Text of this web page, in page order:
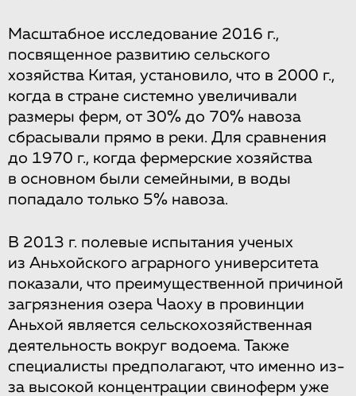
Масштабное исследование 2016 г.,
посвященное развитию сельского
хозяйства Китая, установило, что в 2000 г.,
когда в стране системно увеличивали
размеры ферм, от 30% до 70% навоза
сбрасывали прямо в реки. Для сравнения
до 1970 г., когда фермерские хозяйства
в основном были семейными, в воды
попадало только 5% навоза.
В 2013 г. полевые испытания ученых
из Аньхойского аграрного университета
показали, что преимущественной причиной
загрязнения озера Чаоху в провинции
Аньхой является сельскохозяйственная
деятельность вокруг водоема. Также
специалисты предполагают, что именно из-
за высокой концентрации свиноферм уже